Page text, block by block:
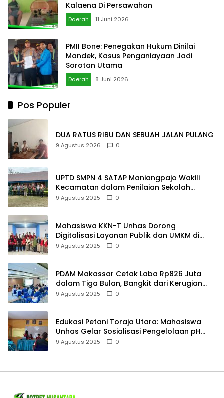
Kalaena Di Persawahan
Daerah 11 Juni 2026
PMII Bone: Penegakan Hukum Dinilai
Mandek, Kasus Penganiayaan Jadi
Sorotan Utama
Daerah 8 Juni 2026
Pos Populer
DUA RATUS RIBU DAN SEBUAH JALAN PULANG
9 Agustus 2026 0
UPTD SMPN 4 SATAP Maniangpajo Wakili
Kecamatan dalam Penilaian Sekolah
Mapaccing
9 Agustus 2025 0
Mahasiswa KKN-T Unhas Dorong
Digitalisasi Layanan Publik dan UMKM di
Desa Moncongloe
9 Agustus 2025 0
PDAM Makassar Cetak Laba Rp826 Juta
dalam Tiga Bulan, Bangkit dari Kerugian
Rp5,2 Miliar
9 Agustus 2025 0
Edukasi Petani Toraja Utara: Mahasiswa
Unhas Gelar Sosialisasi Pengelolaan pH
Tanah
9 Agustus 2025 0